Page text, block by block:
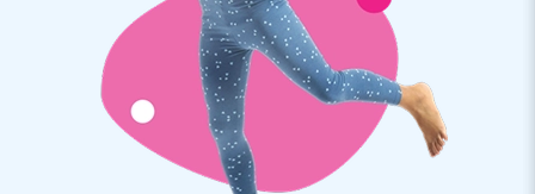
Qualidade e garantia
Os castelos insufláveis da JB são reforçados em vários
aspetos, como por exemplo, as costuras são cosidas várias
vezes. Para além disso, são produzidos com lona (pvc) de
alta qualidade e resistência, permitindo uma fácil limpeza do